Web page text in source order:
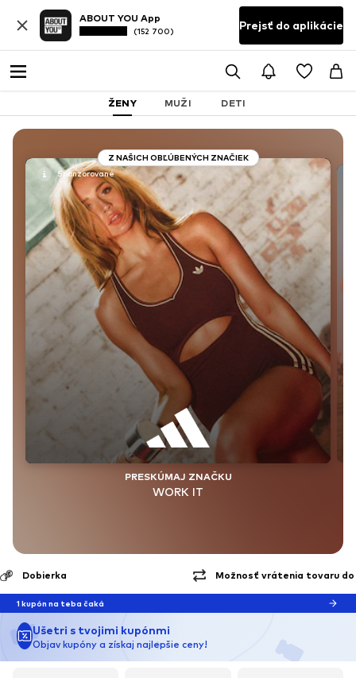
ABOUT YOU App
(152 700) Prejsť do aplikácie
ŽENY MUŽI DETI
Z NAŠICH OBĽÚBENÝCH ZNAČIEK
PRESKÚMAJ ZNAČKU
WORK IT
Doručenie* a vrátenie zadarmo
Možnosť vrátenia tovaru do 30 dní
1 kupón na teba čaká
Ušetri s tvojimi kupónmi
Objav kupóny a získaj najlepšie ceny!